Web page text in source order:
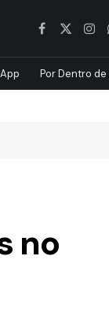
Facebook
X
Por Dentro de
no